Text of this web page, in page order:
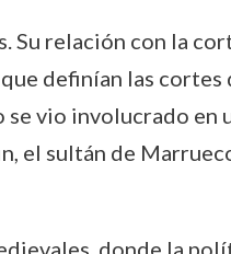
Su relación con la
definían las cortes
vio involucrado en
el sultán de
donde la